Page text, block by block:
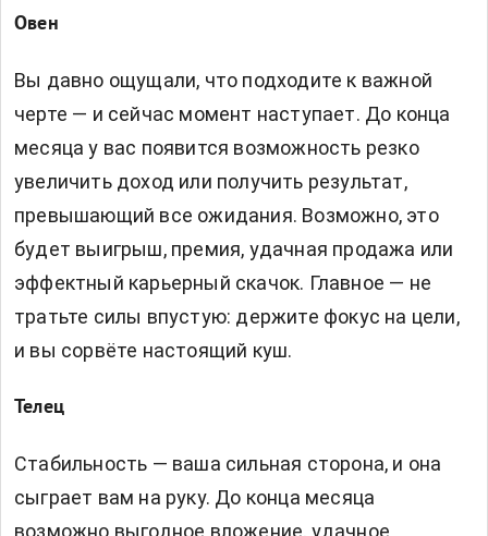
Овен
Вы давно ощущали, что подходите к важной
черте — и сейчас момент наступает. До конца
месяца у вас появится возможность резко
увеличить доход или получить результат,
превышающий все ожидания. Возможно, это
будет выигрыш, премия, удачная продажа или
эффектный карьерный скачок. Главное — не
тратьте силы впустую: держите фокус на цели,
и вы сорвёте настоящий куш.
Телец
Стабильность — ваша сильная сторона, и она
сыграет вам на руку. До конца месяца
возможно выгодное вложение, удачное